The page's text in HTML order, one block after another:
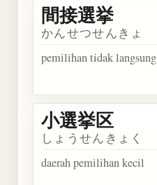
間接選挙
かんせつせんきょ
pemilihan tidak langsung
小選挙区
しょうせんきょく
daerah pemilihan kecil